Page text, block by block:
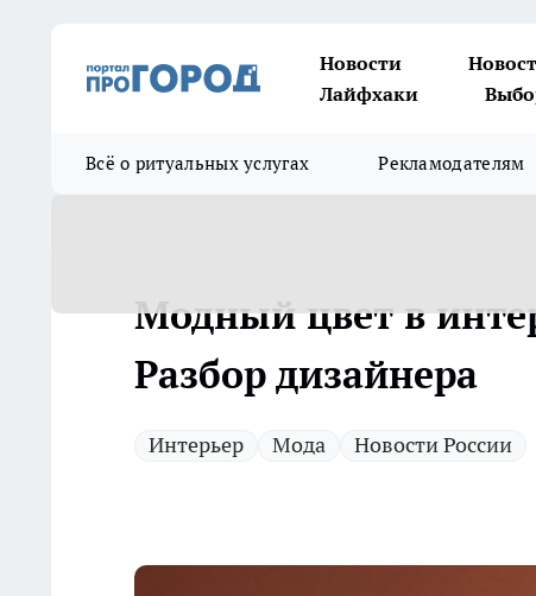
Новости
Лайфхаки
Всё о ритуальных услугах Рекламодателям
Модный цвет в
Разбор дизайнера
Интерьер Мода Новости России